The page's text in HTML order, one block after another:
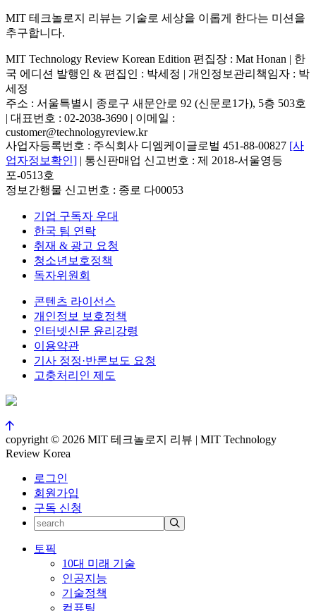
MIT 테크놀로지 리뷰는 기술로 세상을 이롭게 한다는 미션을
추구합니다.
MIT Technology Review Korean Edition 편집장 : Mat Honan | 한
국 에디션 발행인 & 편집인 : 박세정 | 개인정보관리책임자 : 박
세정
주소 : 서울특별시 종로구 새문안로 92 (신문로1가), 5층 503호
| 대표번호 : 02-2038-3690 | 이메일 :
customer@technologyreview.kr
사업자등록번호 : 주식회사 디엠케이글로벌 451-88-00827 [사
업자정보확인] | 통신판매업 신고번호 : 제 2018-서울영등
포-0513호
정보간행물 신고번호 : 종로 다00053
기업 구독자 우대
한국 팀 연락
취재 & 광고 요청
청소년보호정책
독자위원회
콘텐츠 라이선스
개인정보 보호정책
인터넷신문 윤리강령
이용약관
기사 정정·반론보도 요청
고충처리인 제도
copyright © 2026 MIT 테크놀로지 리뷰 | MIT Technology
Review Korea
로그인
회원가입
구독 신청
토픽
10대 미래 기술
인공지능
기술정책
컴퓨팅